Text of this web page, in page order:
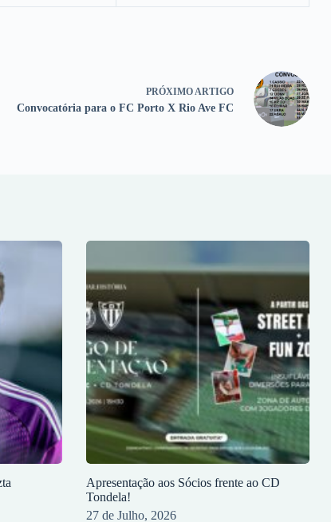
PRÓXIMO ARTIGO
Convocatória para o FC Porto X Rio Ave FC
Apresentação aos Sócios frente ao CD
Tondela!
27 de Julho, 2026